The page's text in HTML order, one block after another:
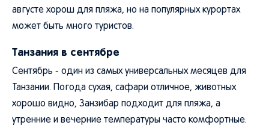
августе хорош для пляжа, но на популярных курортах
может быть много туристов.
Танзания в сентябре
Сентябрь - один из самых универсальных месяцев для
Танзании. Погода сухая, сафари отличное, животных
хорошо видно, Занзибар подходит для пляжа, а
утренние и вечерние температуры часто комфортные.